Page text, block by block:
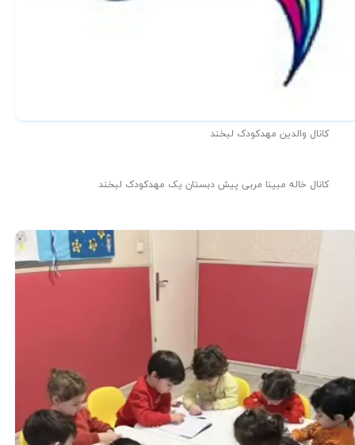
کانال والدین مهدکودک لبخند
کانال خاله مبینا مربی پیش دبستان یک مهدکودک لبخند